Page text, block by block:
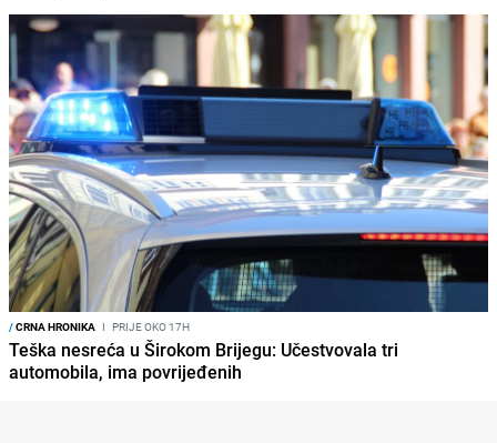
/CRNA HRONIKA I PRIJE OKO 17H
Teška nesreća u Širokom Brijegu: Učestvovala tri
automobila, ima povrijeđenih